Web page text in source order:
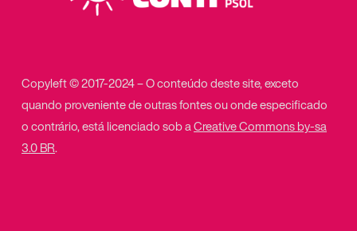
Copyleft © 2017-2024 – O conteúdo deste site, exceto
quando proveniente de outras fontes ou onde especificado
o contrário, está licenciado sob aCreative Commons by-sa
3.0 BR.